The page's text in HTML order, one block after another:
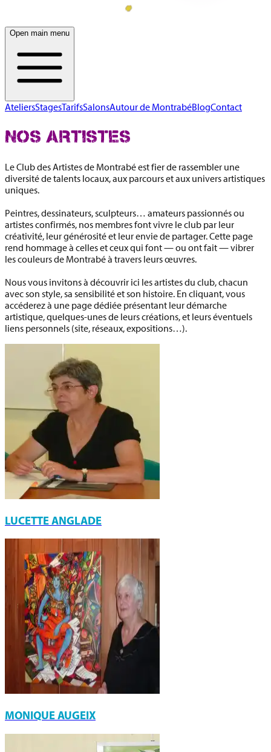
Open main menu
AteliersStagesTarifsSalonsAutour de MontrabéBlogContact
NOS ARTISTES
Le Club des Artistes de Montrabé est fier de rassembler une
diversité de talents locaux, aux parcours et aux univers artistiques
uniques.
Peintres, dessinateurs, sculpteurs… amateurs passionnés ou
artistes confirmés, nos membres font vivre le club par leur
créativité, leur générosité et leur envie de partager. Cette page
rend hommage à celles et ceux qui font — ou ont fait — vibrer
les couleurs de Montrabé à travers leurs œuvres.
Nous vous invitons à découvrir ici les artistes du club, chacun
avec son style, sa sensibilité et son histoire. En cliquant, vous
accéderez à une page dédiée présentant leur démarche
artistique, quelques-unes de leurs créations, et leurs éventuels
liens personnels (site, réseaux, expositions…).
LUCETTE ANGLADE
MONIQUE AUGEIX